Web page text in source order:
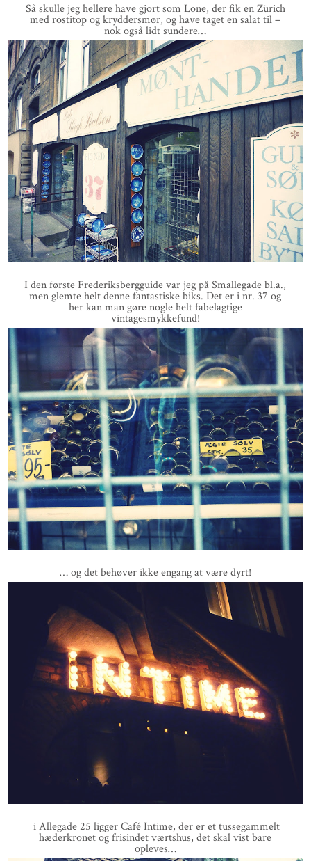
Så skulle jeg hellere have gjort som Lone, der fik en Zürich
med röstitop og kryddersmør, og have taget en salat til –
nok også lidt sundere…
I den første Frederiksbergguide var jeg på Smallegade bl.a.,
men glemte helt denne fantastiske biks. Det er i nr. 37 og
her kan man gøre nogle helt fabelagtige
vintagesmykkefund!
… og det behøver ikke engang at være dyrt!
i Allegade 25 ligger Café Intime, der er et tussegammelt
hæderkronet og frisindet værtshus, det skal vist bare
opleves…